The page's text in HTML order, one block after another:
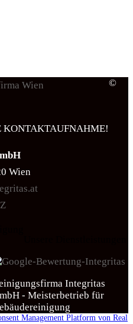
KONTAKTAUFNAHME!
Wien
©
Integritas
- Meisterbetrieb für
Management Platform von Real